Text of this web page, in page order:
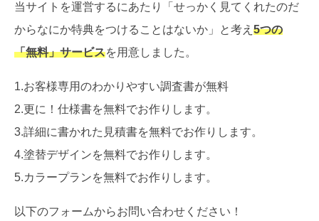
当サイトを運営するにあたり「せっかく見てくれたのだ
からなにか特典をつけることはないか」と考え 5つの
「無料」サービスを用意しました。
1.お客様専用のわかりやすい調査書が無料
2.更に！仕様書を無料でお作りします。
3.詳細に書かれた見積書を無料でお作りします。
4.塗替デザインを無料でお作りします。
5.カラープランを無料でお作りします。
以下のフォームからお問い合わせください！